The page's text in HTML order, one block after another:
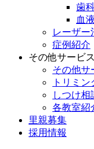
歯
血
レーザー
症例紹介
その他サービス
その他サ
トリミ
しつけ相
各教室紹
里親募集
採用情報